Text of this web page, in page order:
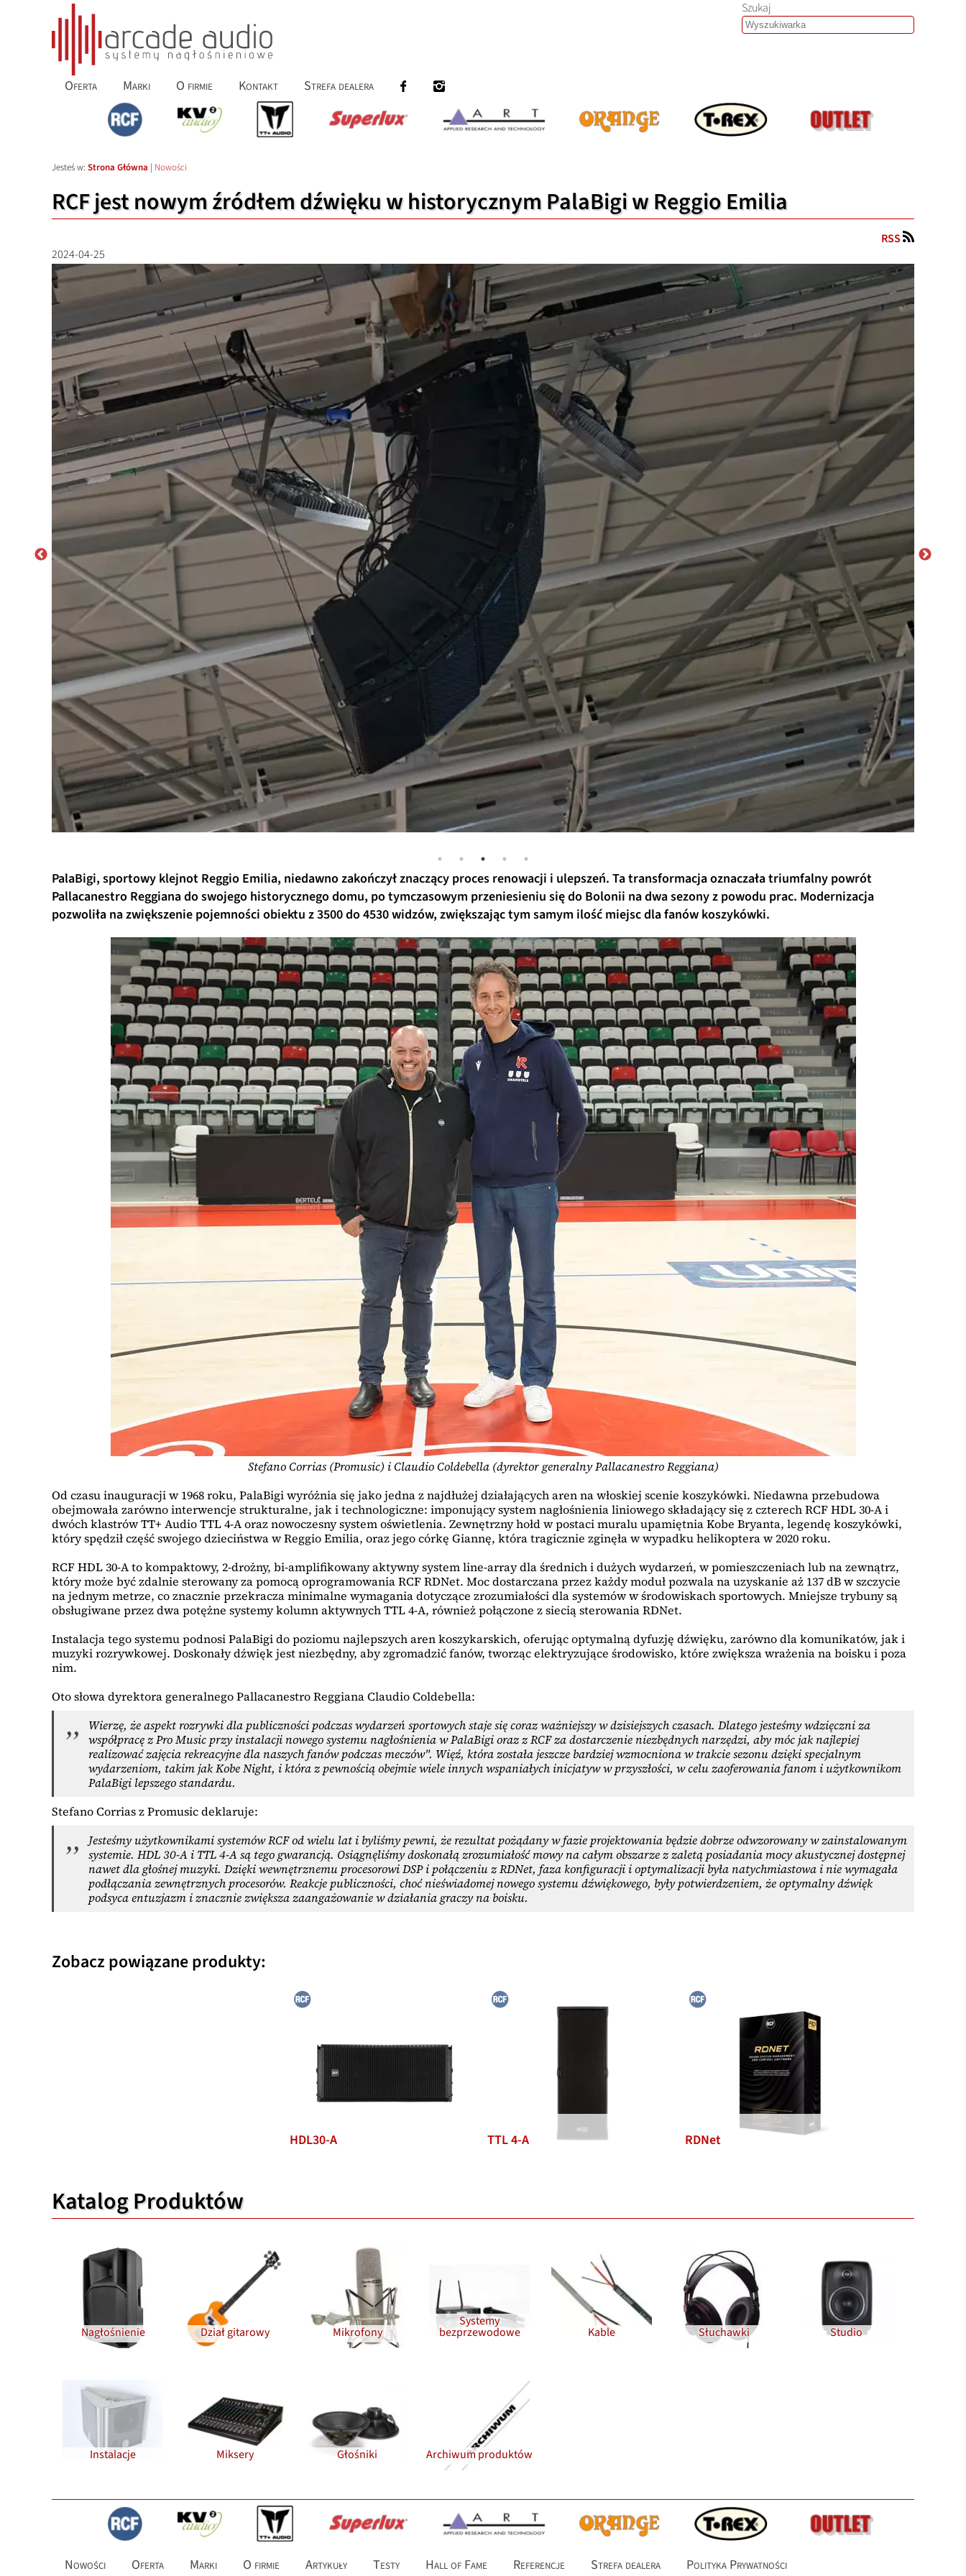
Szukaj
Oferta Marki O firmie Kontakt Strefa dealera
Jesteś w: Strona Główna | Nowości
RCF jest nowym źródłem dźwięku w historycznym PalaBigi w Reggio Emilia
RSS
2024-04-25
PalaBigi, sportowy klejnot Reggio Emilia, niedawno zakończył znaczący proces renowacji i ulepszeń. Ta transformacja oznaczała triumfalny powrót
Pallacanestro Reggiana do swojego historycznego domu, po tymczasowym przeniesieniu się do Bolonii na dwa sezony z powodu prac. Modernizacja
pozwoliła na zwiększenie pojemności obiektu z 3500 do 4530 widzów, zwiększając tym samym ilość miejsc dla fanów koszykówki.
Stefano Corrias (Promusic) i Claudio Coldebella (dyrektor generalny Pallacanestro Reggiana)
Od czasu inauguracji w 1968 roku, PalaBigi wyróżnia się jako jedna z najdłużej działających aren na włoskiej scenie koszykówki. Niedawna przebudowa
obejmowała zarówno interwencje strukturalne, jak i technologiczne: imponujący system nagłośnienia liniowego składający się z czterech RCF HDL 30-A i
dwóch klastrów TT+ Audio TTL 4-A oraz nowoczesny system oświetlenia. Zewnętrzny hołd w postaci muralu upamiętnia Kobe Bryanta, legendę koszykówki,
który spędził część swojego dzieciństwa w Reggio Emilia, oraz jego córkę Giannę, która tragicznie zginęła w wypadku helikoptera w 2020 roku.
RCF HDL 30-A to kompaktowy, 2-drożny, bi-amplifikowany aktywny system line-array dla średnich i dużych wydarzeń, w pomieszczeniach lub na zewnątrz,
który może być zdalnie sterowany za pomocą oprogramowania RCF RDNet. Moc dostarczana przez każdy moduł pozwala na uzyskanie aż 137 dB w szczycie
na jednym metrze, co znacznie przekracza minimalne wymagania dotyczące zrozumiałości dla systemów w środowiskach sportowych. Mniejsze trybuny są
obsługiwane przez dwa potężne systemy kolumn aktywnych TTL 4-A, również połączone z siecią sterowania RDNet.
Instalacja tego systemu podnosi PalaBigi do poziomu najlepszych aren koszykarskich, oferując optymalną dyfuzję dźwięku, zarówno dla komunikatów, jak i
muzyki rozrywkowej. Doskonały dźwięk jest niezbędny, aby zgromadzić fanów, tworząc elektryzujące środowisko, które zwiększa wrażenia na boisku i poza
nim.
Oto słowa dyrektora generalnego Pallacanestro Reggiana Claudio Coldebella:
Wierzę, że aspekt rozrywki dla publiczności podczas wydarzeń sportowych staje się coraz ważniejszy w dzisiejszych czasach. Dlatego jesteśmy wdzięczni za
współpracę z Pro Music przy instalacji nowego systemu nagłośnienia w PalaBigi oraz z RCF za dostarczenie niezbędnych narzędzi, aby móc jak najlepiej
realizować zajęcia rekreacyjne dla naszych fanów podczas meczów". Więź, która została jeszcze bardziej wzmocniona w trakcie sezonu dzięki specjalnym
wydarzeniom, takim jak Kobe Night, i która z pewnością obejmie wiele innych wspaniałych inicjatyw w przyszłości, w celu zaoferowania fanom i użytkownikom
PalaBigi lepszego standardu.
Stefano Corrias z Promusic deklaruje:
Jesteśmy użytkownikami systemów RCF od wielu lat i byliśmy pewni, że rezultat pożądany w fazie projektowania będzie dobrze odwzorowany w zainstalowanym
systemie. HDL 30-A i TTL 4-A są tego gwarancją. Osiągnęliśmy doskonałą zrozumiałość mowy na całym obszarze z zaletą posiadania mocy akustycznej dostępnej
nawet dla głośnej muzyki. Dzięki wewnętrznemu procesorowi DSP i połączeniu z RDNet, faza konfiguracji i optymalizacji była natychmiastowa i nie wymagała
podłączania zewnętrznych procesorów. Reakcje publiczności, choć nieświadomej nowego systemu dźwiękowego, były potwierdzeniem, że optymalny dźwięk
podsyca entuzjazm i znacznie zwiększa zaangażowanie w działania graczy na boisku.
Zobacz powiązane produkty:
HDL30-A TTL 4-A RDNet
Katalog Produktów
Nagłośnienie Dział gitarowy Mikrofony
Systemy
bezprzewodowe Kable Słuchawki Studio
Instalacje Miksery Głośniki Archiwum produktów
Nowości Oferta Marki O firmie Artykuły Testy Hall of Fame Referencje Strefa dealera
Polityka Prywatności